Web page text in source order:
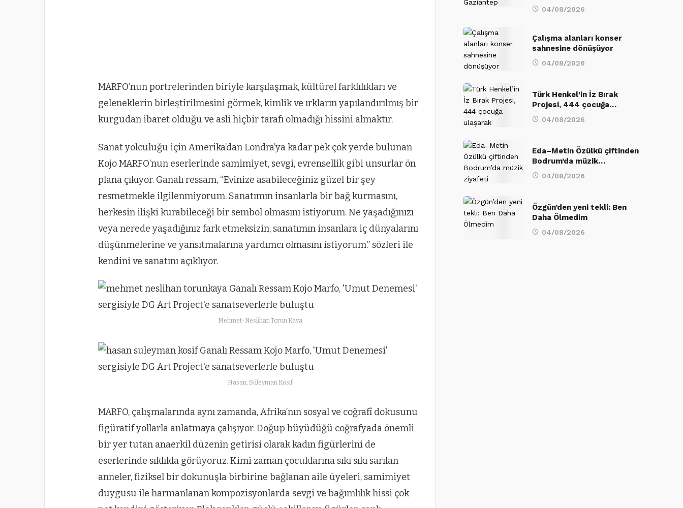
MARFO’nun portrelerinden biriyle karşılaşmak, kültürel farklılıkları ve
geleneklerin birleştirilmesini görmek, kimlik ve ırkların yapılandırılmış bir
kurgudan ibaret olduğu ve asli hiçbir tarafı olmadığı hissini almaktır.
Sanat yolculuğu için Amerika’dan Londra’ya kadar pek çok yerde bulunan
Kojo MARFO’nun eserlerinde samimiyet, sevgi, evrensellik gibi unsurlar ön
plana çıkıyor. Ganalı ressam, “Evinize asabileceğiniz güzel bir şey
resmetmekle ilgilenmiyorum. Sanatımın insanlarla bir bağ kurmasını,
herkesin ilişki kurabileceği bir sembol olmasını istiyorum. Ne yaşadığınızı
veya nerede yaşadığınız fark etmeksizin, sanatımın insanlara iç dünyalarını
düşünmelerine ve yansıtmalarına yardımcı olmasını istiyorum.” sözleri ile
kendini ve sanatını açıklıyor.
Mehmet-Neslihan Torun Kaya
Hasan, Süleyman Kosif
MARFO, çalışmalarında aynı zamanda, Afrika’nın sosyal ve coğrafî dokusunu
figüratif yollarla anlatmaya çalışıyor. Doğup büyüdüğü coğrafyada önemli
bir yer tutan anaerkil düzenin getirisi olarak kadın figürlerini de
eserlerinde sıklıkla görüyoruz. Kimi zaman çocuklarına sıkı sıkı sarılan
anneler, fiziksel bir dokunuşla birbirine bağlanan aile üyeleri, samimiyet
duygusu ile harmanlanan kompozisyonlarda sevgi ve bağımlılık hissi çok
04/08/2026
Çalışma alanları konser
sahnesine dönüşüyor
04/08/2026
Türk Henkel’in İz Bırak
Projesi, 444 çocuğa…
04/08/2026
Eda–Metin Özülkü çiftinden
Bodrum’da müzik…
04/08/2026
Özgün’den yeni tekli: Ben
Daha Ölmedim
04/08/2026